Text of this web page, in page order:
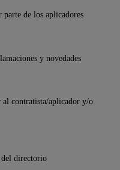
de los aplicadores
y novedades
contratista/aplicador y/o
del directorio